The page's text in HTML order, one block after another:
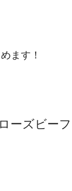
ます！
ローズビーフ